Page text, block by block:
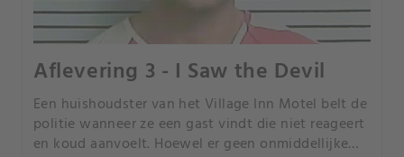
Aflevering 3 - I Saw the Devil
Een huishoudster van het Village Inn Motel belt de
politie wanneer ze een gast vindt die niet reageert
en koud aanvoelt. Hoewel er geen onmiddellijke